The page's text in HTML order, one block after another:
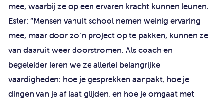
mee, waarbij ze op een ervaren kracht kunnen leunen.
Ester: “Mensen vanuit school nemen weinig ervaring
mee, maar door zo’n project op te pakken, kunnen ze
van daaruit weer doorstromen. Als coach en
begeleider leren we ze allerlei belangrijke
vaardigheden: hoe je gesprekken aanpakt, hoe je
dingen van je af laat glijden, en hoe je omgaat met